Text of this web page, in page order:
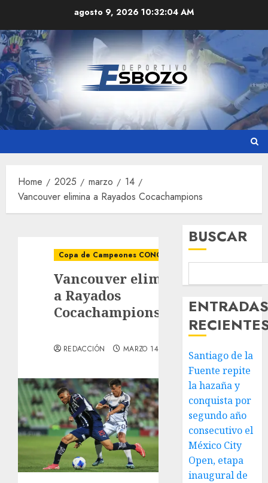
content
agosto 9, 2026 10:32:04 AM
Home 2025 marzo
14
Vancouver elimina a Rayados Cocachampions
Copa de Campeones CONCACAF
Vancouver elimina
a Rayados
Cocachampions
REDACCIÓN MARZO 14, 2025
BUSCAR
Santiago de la
Fuente repite
la hazaña y
conquista por
segundo año
consecutivo el
México City
Open, etapa
inaugural de